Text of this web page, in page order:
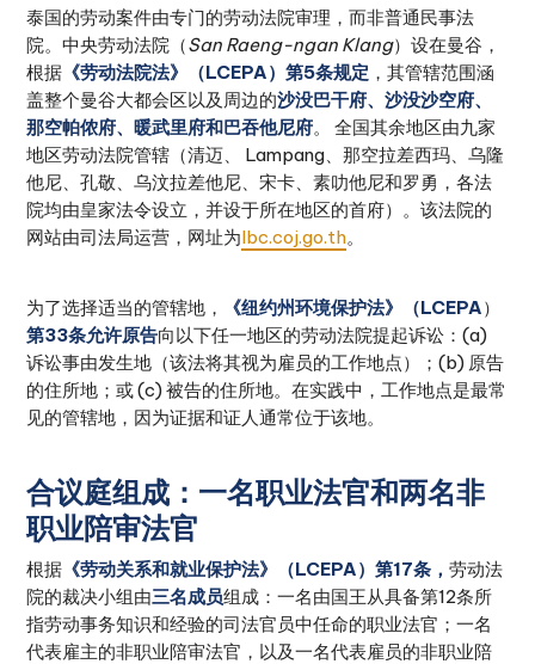
泰国的劳动案件由专门的劳动法院审理，而非普通民事法
院。中央劳动法院（San Raeng-ngan Klang）设在曼谷，
根据 《劳动法院法》（LCEPA）第5条规定 ，其管辖范围涵
盖整个曼谷大都会区以及周边的沙没巴干府、沙没沙空府、
那空帕侬府、暖武里府和巴吞他尼府。 全国其余地区由九家
地区劳动法院管辖（清迈、 Lampang、那空拉差西玛、乌隆
他尼、孔敬、乌汶拉差他尼、宋卡、素叻他尼和罗勇，各法
院均由皇家法令设立，并设于所在地区的首府）。该法院的
网站由司法局运营，网址为lbc.coj.go.th。
为了选择适当的管辖地， 《纽约州环境保护法》（LCEPA）
第33条允许原告向以下任一地区的劳动法院提起诉讼：(a)
诉讼事由发生地（该法将其视为雇员的工作地点）；(b) 原告
的住所地；或 (c) 被告的住所地。在实践中，工作地点是最常
见的管辖地，因为证据和证人通常位于该地。
合议庭组成：一名职业法官和两名非
职业陪审法官
根据 《劳动关系和就业保护法》（LCEPA）第17条，劳动法
院的裁决小组由三名成员组成：一名由国王从具备第12条所
指劳动事务知识和经验的司法官员中任命的职业法官；一名
代表雇主的非职业陪审法官，以及一名代表雇员的非职业陪